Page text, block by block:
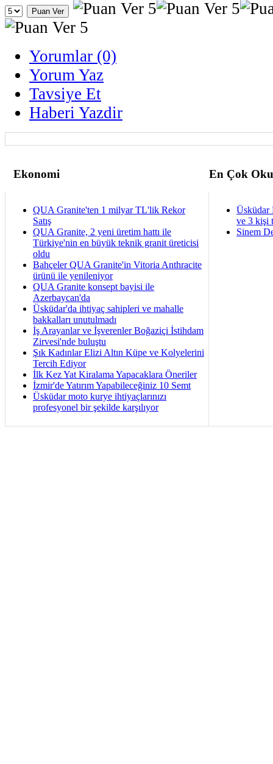
Yorumlar (0)
Yorum Yaz
Tavsiye Et
Haberi Yazdir
Ekonomi En Çok
QUA Granite'ten 1 milyar TL'lik Rekor
Satış
QUA Granite, 2 yeni üretim hattı ile
Türkiye'nin en büyük teknik granit üreticisi
oldu
Bahçeler QUA Granite'in Vitoria Anthracite
ürünü ile yenileniyor
QUA Granite konsept bayisi ile
Azerbaycan'da
Üsküdar'da ihtiyaç sahipleri ve mahalle
bakkalları unutulmadı
İş Arayanlar ve İşverenler Boğaziçi İstihdam
Zirvesi'nde buluştu
Şık Kadınlar Elizi Altın Küpe ve Kolyelerini
Tercih Ediyor
İlk Kez Yat Kiralama Yapacaklara Öneriler
İzmir'de Yatırım Yapabileceğiniz 10 Semt
Üsküdar moto kurye ihtiyaçlarınızı
profesyonel bir şekilde karşılıyor
Üsküdar
ve 3 kişi
Sinem